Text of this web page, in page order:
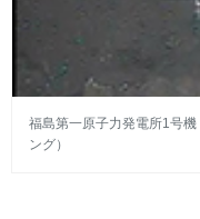
福島第一原子力発電所1号
ング）